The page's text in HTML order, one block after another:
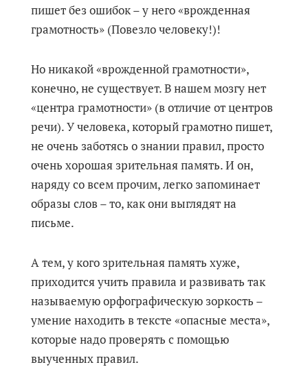
пишет без ошибок – у него «врожденная
грамотность» (Повезло человеку!)!
Но никакой «врожденной грамотности»,
конечно, не существует. В нашем мозгу нет
«центра грамотности» (в отличие от центров
речи). У человека, который грамотно пишет,
не очень заботясь о знании правил, просто
очень хорошая зрительная память. И он,
наряду со всем прочим, легко запоминает
образы слов – то, как они выглядят на
письме.
А тем, у кого зрительная память хуже,
приходится учить правила и развивать так
называемую орфографическую зоркость –
умение находить в тексте «опасные места»,
которые надо проверять с помощью
выученных правил.